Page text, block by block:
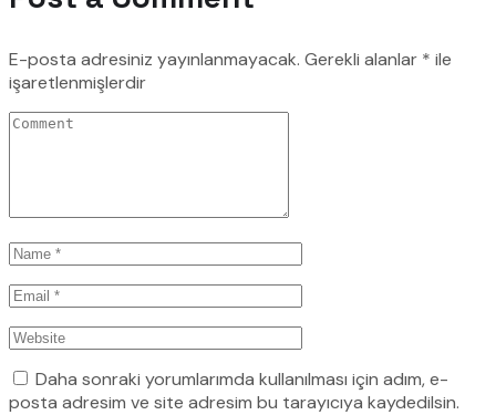
E-posta adresiniz yayınlanmayacak. Gerekli alanlar * ile
işaretlenmişlerdir
Daha sonraki yorumlarımda kullanılması için adım, e-
posta adresim ve site adresim bu tarayıcıya kaydedilsin.